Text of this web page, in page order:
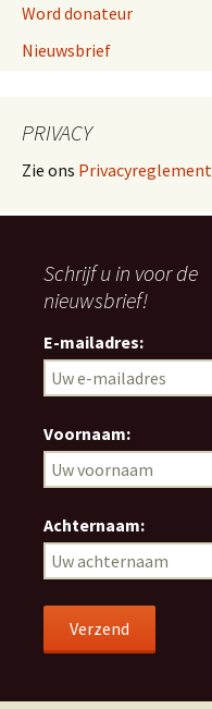
Word donateur
Nieuwsbrief
PRIVACY
Zie ons Privacyreglement
Schrijf u in voor de
nieuwsbrief!
E-mailadres:
Voornaam:
Achternaam: